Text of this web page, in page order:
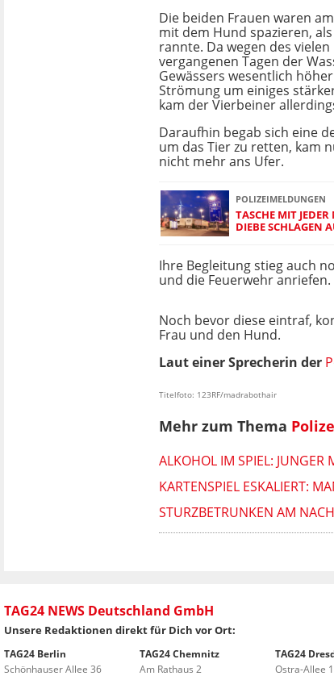
Die beiden Frauen waren
mit dem Hund spazieren,
rannte. Da wegen des vielen
vergangenen Tagen der
Gewässers wesentlich
Strömung um einiges
kam der Vierbeiner
Daraufhin begab sich eine
um das Tier zu retten, kam
nicht mehr ans Ufer.
POLIZEIMELDUNGEN
TASCHE MIT
DIEBE SCHLAGEN
Ihre Begleitung stieg auch
und die Feuerwehr anriefen.
Noch bevor diese eintraf,
Frau und den Hund.
Laut einer Sprecherin der
Titelfoto: 123RF/madrabothair
Mehr zum Thema
ALKOHOL IM SPIEL:
KARTENSPIEL ESKALIERT:
STURZBETRUNKEN AM
TAG24 NEWS Deutschland GmbH
Unsere Redaktionen direkt für Dich vor Ort:
TAG24 Berlin
Schönhauser Allee 36
TAG24 Chemnitz
Am Rathaus 2
TAG24
Ostra-Allee